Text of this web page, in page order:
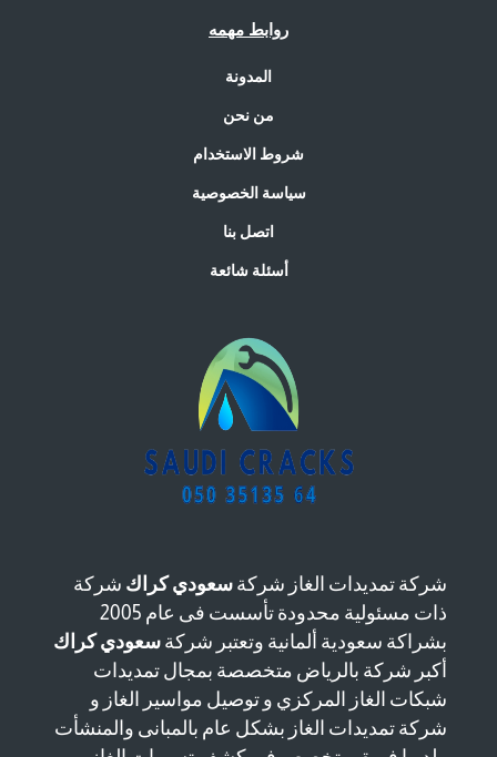
روابط مهمه
المدونة
من نحن
شروط الاستخدام
سياسة الخصوصية
اتصل بنا
أسئلة شائعة
شركة تمديدات الغاز شركة سعودي كراك شركة
ذات مسئولية محدودة تأسست فى عام 2005
بشراكة سعودية ألمانية وتعتبر شركة سعودي كراك
أكبر شركة بالرياض متخصصة بمجال تمديدات
شبكات الغاز المركزي و توصيل مواسير الغاز و
شركة تمديدات الغاز بشكل عام بالمبانى والمنشأت